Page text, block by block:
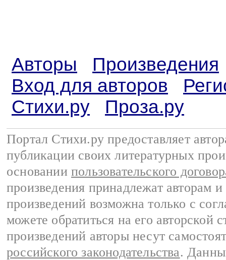
Авторы
Произведения
Вход для авторов
Стихи.ру
Проза.ру
Портал Стихи.ру предоставляет
публикации своих литературных
основании пользовательского
произведения принадлежат авторам
произведений возможна только с
можете обратиться на его авторской
произведений авторы несут
российского законодательства.